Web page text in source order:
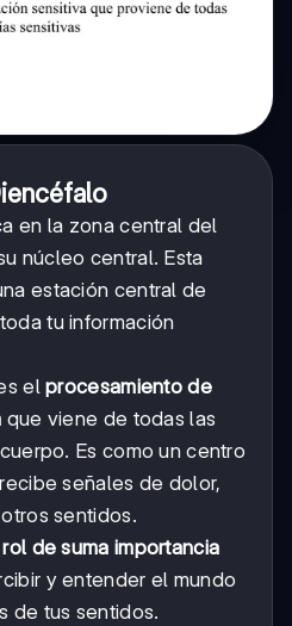
en la zona central del
núcleo central. Esta
estación central de
tu información
elprocesamiento de
que viene de todas las
Es como un centro
señales de dolor,
sentidos.
rol de suma importancia
y entender el mundo
de tus sentidos.